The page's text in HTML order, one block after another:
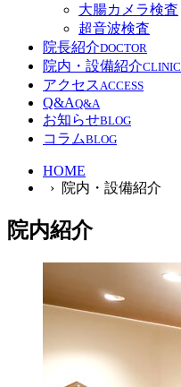
大腸カメラ検査
超音波検査
院長紹介DOCTOR
院内・設備紹介CLINIC
アクセス ACCESS
Q&AQ&A
お知らせBLOG
コラムBLOG
HOME
› 院内・設備紹介
院内紹介